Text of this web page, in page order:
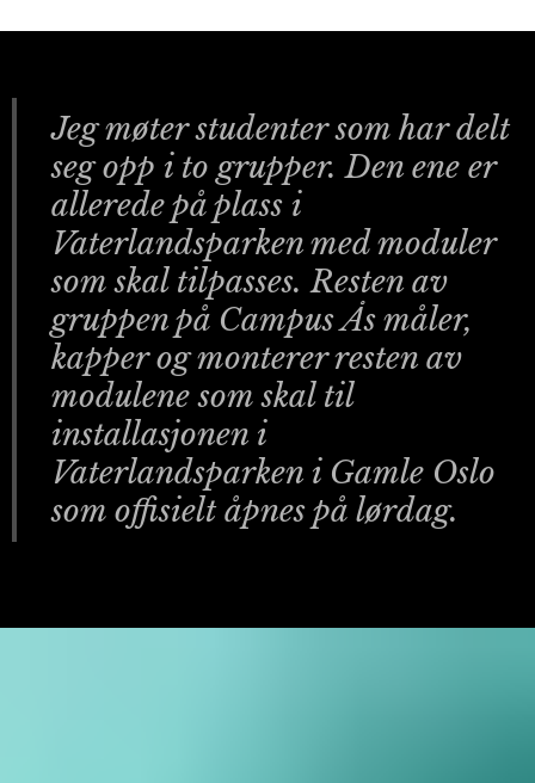
Jeg møter studenter som har delt
seg opp i to grupper. Den ene er
allerede på plass i
Vaterlandsparken med moduler
som skal tilpasses. Resten av
gruppen på Campus Ås måler,
kapper og monterer resten av
modulene som skal til
installasjonen i
Vaterlandsparken i Gamle Oslo
som offisielt åpnes på lørdag.